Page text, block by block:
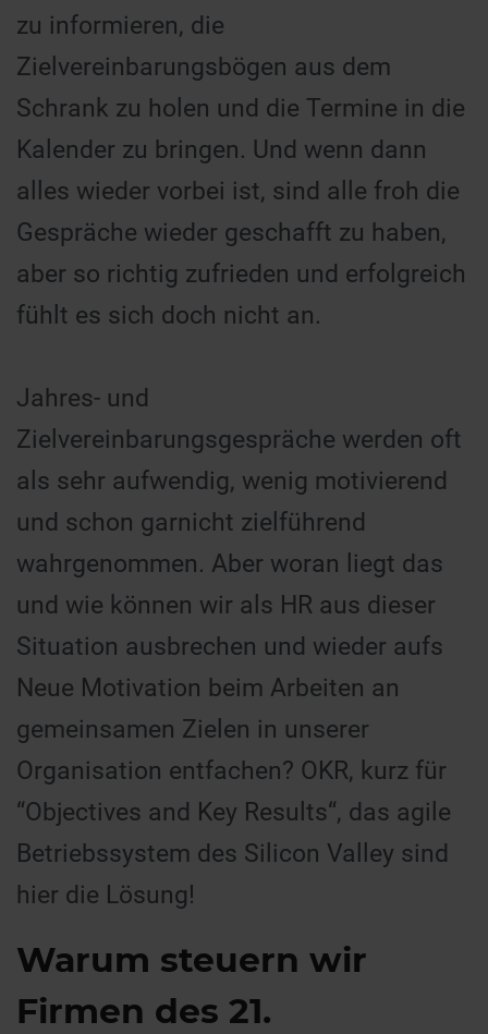
zu informieren, die
Zielvereinbarungsbögen aus dem
Schrank zu holen und die Termine in die
Kalender zu bringen. Und wenn dann
alles wieder vorbei ist, sind alle froh die
Gespräche wieder geschafft zu haben,
aber so richtig zufrieden und erfolgreich
fühlt es sich doch nicht an.
Jahres- und
Zielvereinbarungsgespräche werden oft
als sehr aufwendig, wenig motivierend
und schon garnicht zielführend
wahrgenommen. Aber woran liegt das
und wie können wir als HR aus dieser
Situation ausbrechen und wieder aufs
Neue Motivation beim Arbeiten an
gemeinsamen Zielen in unserer
Organisation entfachen? OKR, kurz für
“Objectives and Key Results“, das agile
Betriebssystem des Silicon Valley sind
hier die Lösung!
Warum steuern wir
Firmen des 21.